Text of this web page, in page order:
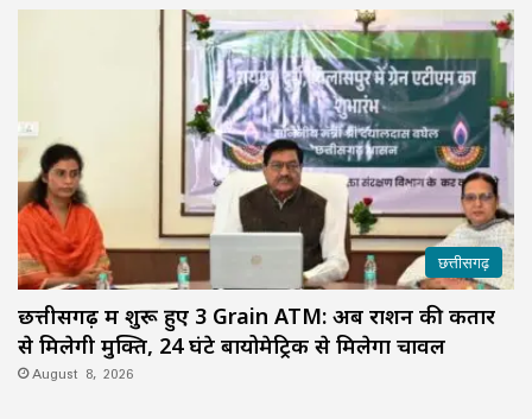
छत्तीसगढ़
छत्तीसगढ़ में शुरू हुए 3 Grain ATM: अब राशन की कतार
से मिलेगी मुक्ति, 24 घंटे बायोमेट्रिक से मिलेगा चावल
August 8, 2026